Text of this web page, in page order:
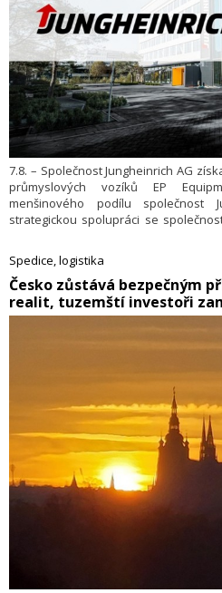
7.8. – Společnost Jungheinrich AG
průmyslových vozíků EP
menšinového podílu společnost
strategickou spolupráci se
Spedice, logistika
​Česko zůstává bezpečným
realit, tuzemští investoři